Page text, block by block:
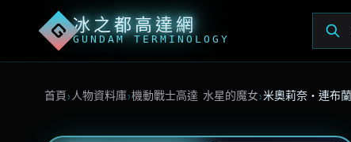
G冰之都高達網
GUNDAM TERMINOLOGY
首頁 › 人物資料庫›機動戰士高達 水星的魔女›米奧莉奈・連布蘭